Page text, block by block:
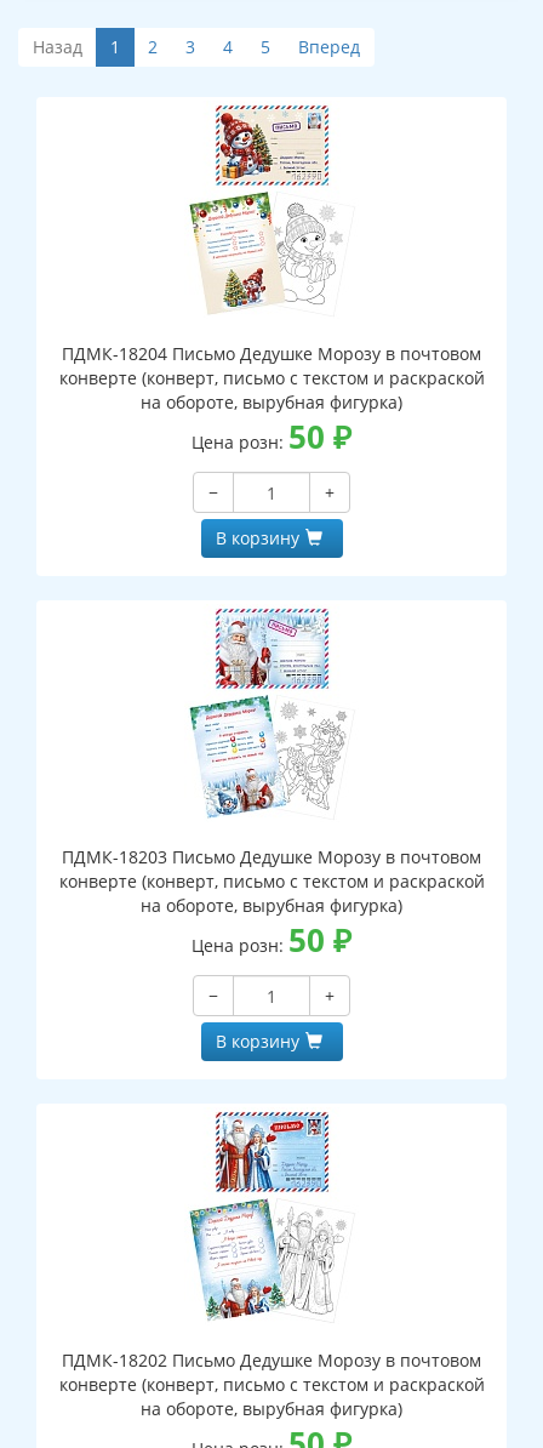
Назад 1 2 3 4 5 Вперед
ПДМК-18204 Письмо Дедушке Морозу в почтовом
конверте (конверт, письмо с текстом и раскраской
на обороте, вырубная фигурка)
Цена розн: 50 ₽
−
+
В корзину
ПДМК-18203 Письмо Дедушке Морозу в почтовом
конверте (конверт, письмо с текстом и раскраской
на обороте, вырубная фигурка)
Цена розн: 50 ₽
−
+
В корзину
ПДМК-18202 Письмо Дедушке Морозу в почтовом
конверте (конверт, письмо с текстом и раскраской
на обороте, вырубная фигурка)